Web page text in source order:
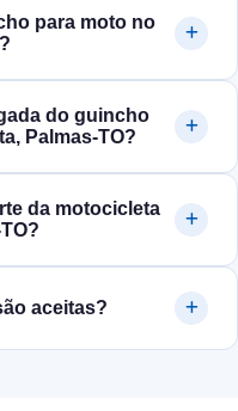
para moto no
do guincho
Palmas‑TO?
da motocicleta
aceitas?